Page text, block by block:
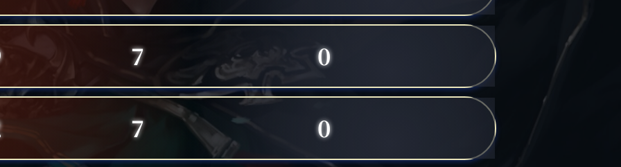
7 0
7 0